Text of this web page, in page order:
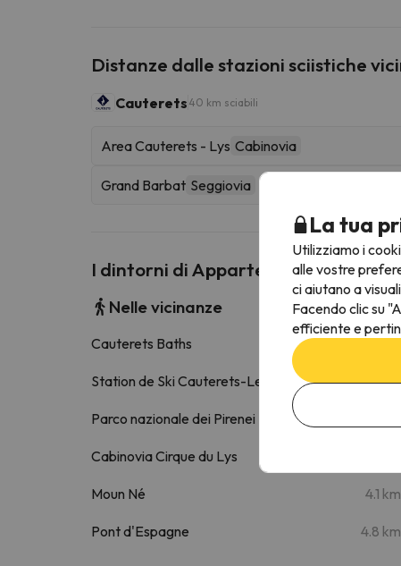
Distanze dalle stazioni sciistiche
Cauterets 40 km sciabili
Area Cauterets - Lys Cabinovia
Grand Barbat Seggiovia
I dintorni di Appartement D'une
Nelle vicinanze
Cauterets Baths 440 m
Station de Ski Cauterets-Le Lys 3.3 km
Parco nazionale dei Pirenei
Cabinovia Cirque du Lys
Moun Né 4.1 km
Pont d'Espagne 4.8 km
La tua
Utilizziamo i
alle vostre
ci aiutano a
Facendo clic su
efficiente e